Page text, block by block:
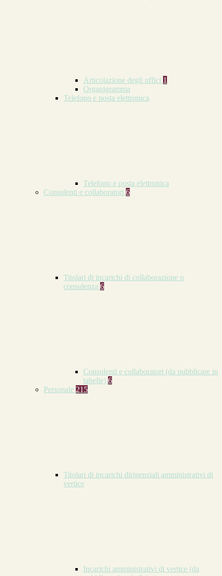
Articolazione degli uffici 1
Organigramma
Telefono e posta elettronica
Telefono e posta elettronica
Consulenti e collaboratori 6
Titolari di incarichi di collaborazione o
consulenza 6
Consulenti e collaboratori (da pubblicare in
tabelle) 6
Personale 215
Titolari di incarichi dirigenziali amministrativi di
vertice
Incarichi amministrativi di vertice (da